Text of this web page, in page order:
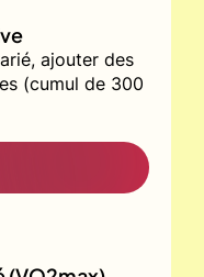
ajouter des
(cumul de 300